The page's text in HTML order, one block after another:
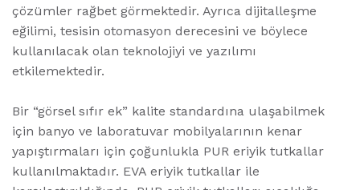
çözümler rağbet görmektedir. Ayrıca dijitalleşme
eğilimi, tesisin otomasyon derecesini ve böylece
kullanılacak olan teknolojiyi ve yazılımı
etkilemektedir.
Bir “görsel sıfır ek” kalite standardına ulaşabilmek
için banyo ve laboratuvar mobilyalarının kenar
yapıştırmaları için çoğunlukla PUR eriyik tutkallar
kullanılmaktadır. EVA eriyik tutkallar ile